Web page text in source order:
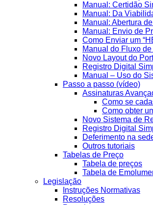
Manual: Certidão
Manual: Da
Manual: Abertura
Manual: Envio de
Como Enviar um
Manual do Fluxo
Novo Layout do
Registro Digital
Manual – Uso do
Passo a passo (vídeo)
Assinaturas
Como se
Como obter
Novo Sistema de
Registro Digital
Deferimento na
Outros tutoriais
Tabelas de Preço
Tabela de preços
Tabela de
Legislação
Instruções Normativas
Resoluções